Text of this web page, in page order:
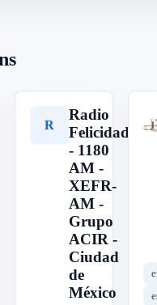
R
Radio
Felicidad
- 1180
AM -
XEFR-
AM -
Grupo
ACIR -
Ciudad
de
México